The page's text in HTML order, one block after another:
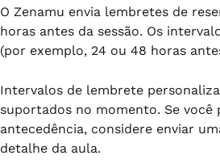
O Zenamu envia lembretes de
horas antes da sessão. Os
(por exemplo, 24 ou 48 horas
Intervalos de lembrete
suportados no momento. Se
antecedência, considere enviar
detalhe da aula.